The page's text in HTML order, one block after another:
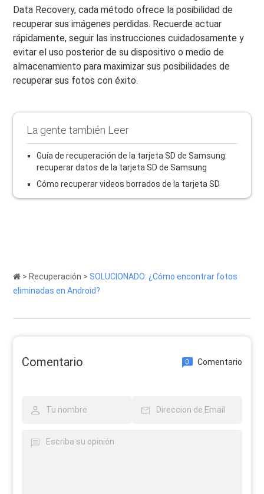
Data Recovery, cada método ofrece la posibilidad de
recuperar sus imágenes perdidas. Recuerde actuar
rápidamente, seguir las instrucciones cuidadosamente y
evitar el uso posterior de su dispositivo o medio de
almacenamiento para maximizar sus posibilidades de
recuperar sus fotos con éxito.
La gente también Leer
Guía de recuperación de la tarjeta SD de Samsung:
recuperar datos de la tarjeta SD de Samsung
Cómo recuperar videos borrados de la tarjeta SD
> Recuperación >SOLUCIONADO: ¿Cómo encontrar fotos
eliminadas en Android?
Comentario 0 Comentario